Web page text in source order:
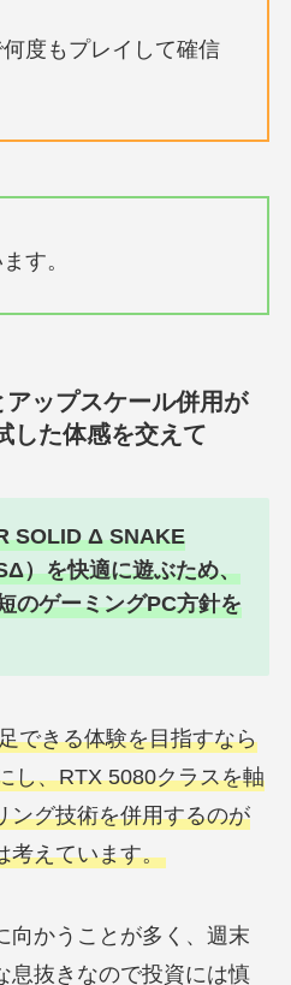
度もプレイして確信
す。
ップスケール併用が
した体感を交えて
SOLID Δ SNAKE
）を快適に遊ぶため、
のゲーミングPC方針を
できる体験を目指すなら
し、RTX 5080クラスを軸
ング技術を併用するのが
考えています。
向かうことが多く、週末
息抜きなので投資には慎